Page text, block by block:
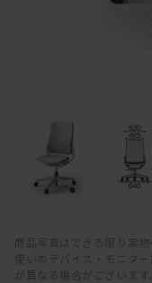
商品写真はできる限り実
使いのデバイス・モニタ
が異なる場合がございます。